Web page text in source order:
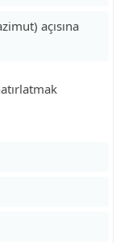
açısına